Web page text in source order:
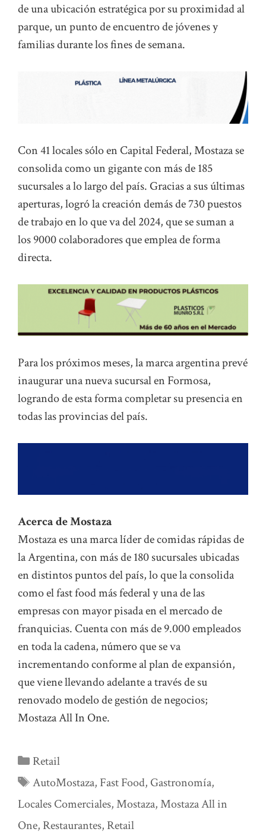
de una ubicación estratégica por su proximidad al
parque, un punto de encuentro de jóvenes y
familias durante los fines de semana.
Con 41 locales sólo en Capital Federal, Mostaza se
consolida como un gigante con más de 185
sucursales a lo largo del país. Gracias a sus últimas
aperturas, logró la creación demás de 730 puestos
de trabajo en lo que va del 2024, que se suman a
los 9000 colaboradores que emplea de forma
directa.
Para los próximos meses, la marca argentina prevé
inaugurar una nueva sucursal en Formosa,
logrando de esta forma completar su presencia en
todas las provincias del país.
Acerca de Mostaza
Mostaza es una marca líder de comidas rápidas de
la Argentina, con más de 180 sucursales ubicadas
en distintos puntos del país, lo que la consolida
como el fast food más federal y una de las
empresas con mayor pisada en el mercado de
franquicias. Cuenta con más de 9.000 empleados
en toda la cadena, número que se va
incrementando conforme al plan de expansión,
que viene llevando adelante a través de su
renovado modelo de gestión de negocios;
Mostaza All In One.
Categorías
Retail
Etiquetas
AutoMostaza, Fast Food, Gastronomía,
Locales Comerciales,Mostaza,Mostaza All in
One, Restaurantes, Retail